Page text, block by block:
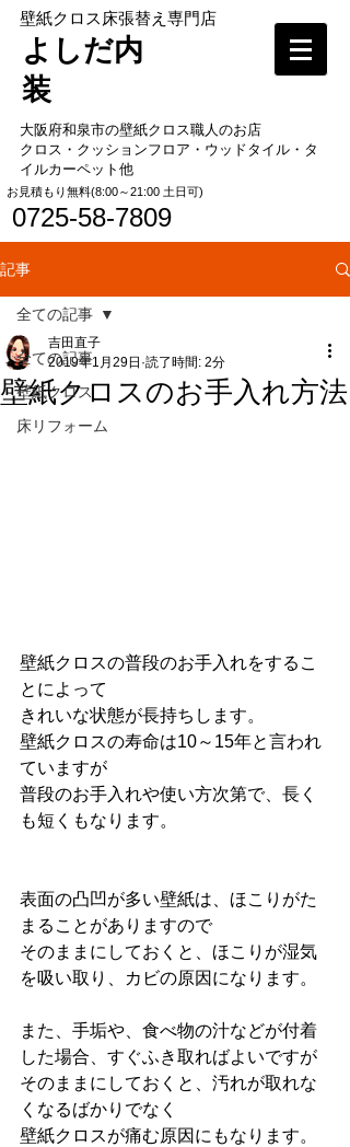
よしだ内
装
0725-58-7809
​お見積もり無料(8:00～21:00 土日可)
​壁紙クロス床張替え専門店
大阪府和泉市の壁紙クロス職人のお店
​クロス・クッションフロア・ウッドタイル・タ
イルカーペット他
記事
全ての記事
壁紙クロス
床リフォーム
全ての記事
壁紙クロスのお手入れ方法
吉田直子
2019年1月29日 読了時間: 2分
壁紙クロスの普段のお手入れをするこ
とによって
きれいな状態が長持ちします。
壁紙クロスの寿命は10～15年と言われ
ていますが
普段のお手入れや使い方次第で、長く
も短くもなります。
表面の凸凹が多い壁紙は、ほこりがた
まることがありますので
そのままにしておくと、ほこりが湿気
を吸い取り、カビの原因になります。
また、手垢や、食べ物の汁などが付着
した場合、すぐふき取ればよいですが
そのままにしておくと、汚れが取れな
くなるばかりでなく
壁紙クロスが痛む原因にもなります。